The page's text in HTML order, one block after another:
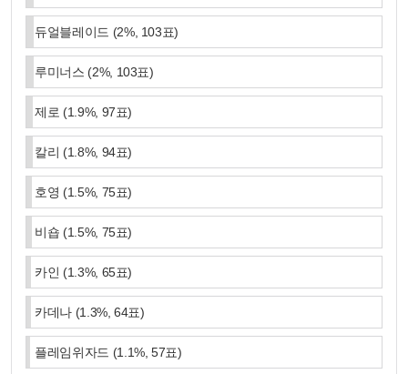
듀얼블레이드 (2%, 103표)
루미너스 (2%, 103표)
제로 (1.9%, 97표)
칼리 (1.8%, 94표)
호영 (1.5%, 75표)
비숍 (1.5%, 75표)
카인 (1.3%, 65표)
카데나 (1.3%,64표)
플레임위자드 (1.1%,57표)